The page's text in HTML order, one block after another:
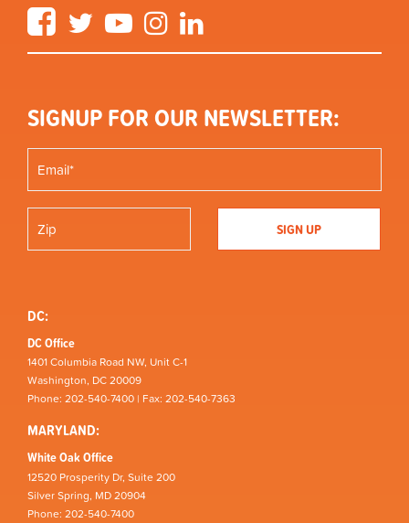
FacebookTwitter YouTube Instagram
SIGNUP FOR OUR NEWSLETTER:
DC:
DC Office
1401 Columbia Road NW, Unit C-1
Washington, DC 20009
Phone: 202-540-7400 | Fax: 202-540-7363
MARYLAND:
White Oak Office
12520 Prosperity Dr, Suite 200
Silver Spring, MD 20904
Phone: 202-540-7400